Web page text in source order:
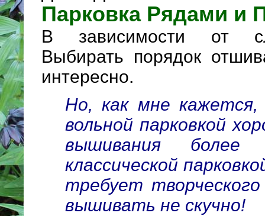
Парковка Рядами и
В зависимости от
Выбирать порядок
интересно.
Но, как мне
вольной парковкой
вышивания более
классической
требует
вышивать не скучно!